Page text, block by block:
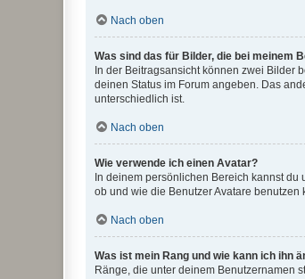
Nach oben
Was sind das für Bilder, die bei meinem
In der Beitragsansicht können zwei Bilder
deinen Status im Forum angeben. Das
unterschiedlich ist.
Nach oben
Wie verwende ich einen Avatar?
In deinem persönlichen Bereich kannst
ob und wie die Benutzer Avatare
Nach oben
Was ist mein Rang und wie kann ich ihn
Ränge, die unter deinem Benutzernamen